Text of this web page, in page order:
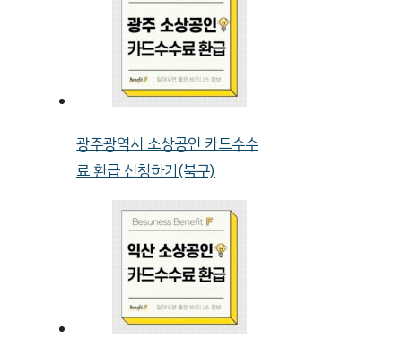
광주광역시 소상공인 카드수수
료 환급 신청하기(북구)